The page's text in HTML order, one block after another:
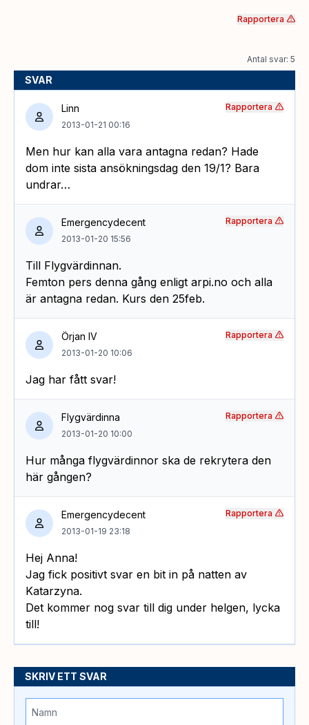
Rapportera
Antal svar: 5
SVAR
Linn
2013-01-21 00:16
Men hur kan alla vara antagna redan? Hade
dom inte sista ansökningsdag den 19/1? Bara
undrar…
Rapportera
Emergencydecent
2013-01-20 15:56
Till Flygvärdinnan.
Femton pers denna gång enligt arpi.no och alla
är antagna redan. Kurs den 25feb.
Rapportera
Örjan IV
2013-01-20 10:06
Jag har fått svar!
Rapportera
Flygvärdinna
2013-01-20 10:00
Hur många flygvärdinnor ska de rekrytera den
här gången?
Rapportera
Emergencydecent
2013-01-19 23:18
Hej Anna!
Jag fick positivt svar en bit in på natten av
Katarzyna.
Det kommer nog svar till dig under helgen, lycka
till!
Rapportera
SKRIV ETT SVAR